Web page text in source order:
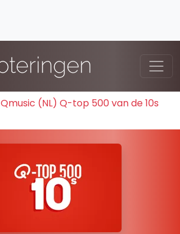
Qmusic (NL) Q-top 500 van de 10s